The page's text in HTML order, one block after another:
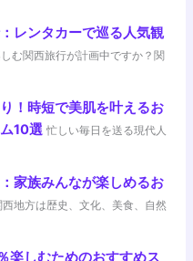
レンタカーで巡る人気観
む関西旅行が計画中ですか？関
！時短で美肌を叶えるお
10選 忙しい毎日を送る現代人
家族みんなが楽しめるお
西地方は歴史、文化、美食、自然
楽しむためのおすすめス